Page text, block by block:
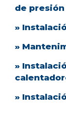
de
»
»
»
»